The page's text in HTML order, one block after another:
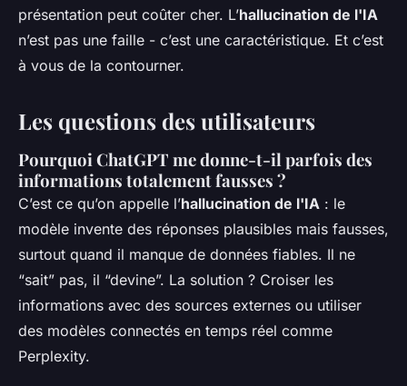
présentation peut coûter cher. L’hallucination de l'IA
n’est pas une faille - c’est une caractéristique. Et c’est
à vous de la contourner.
Les questions des utilisateurs
Pourquoi ChatGPT me donne-t-il parfois des
informations totalement fausses ?
C’est ce qu’on appelle l’hallucination de l'IA : le
modèle invente des réponses plausibles mais fausses,
surtout quand il manque de données fiables. Il ne
“sait” pas, il “devine”. La solution ? Croiser les
informations avec des sources externes ou utiliser
des modèles connectés en temps réel comme
Perplexity.